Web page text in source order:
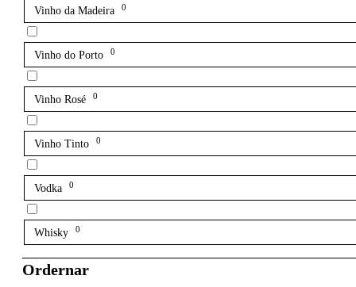
Vinho da Madeira 0
Vinho do Porto 0
Vinho Rosé 0
Vinho Tinto 0
Vodka 0
Whisky 0
Ordernar